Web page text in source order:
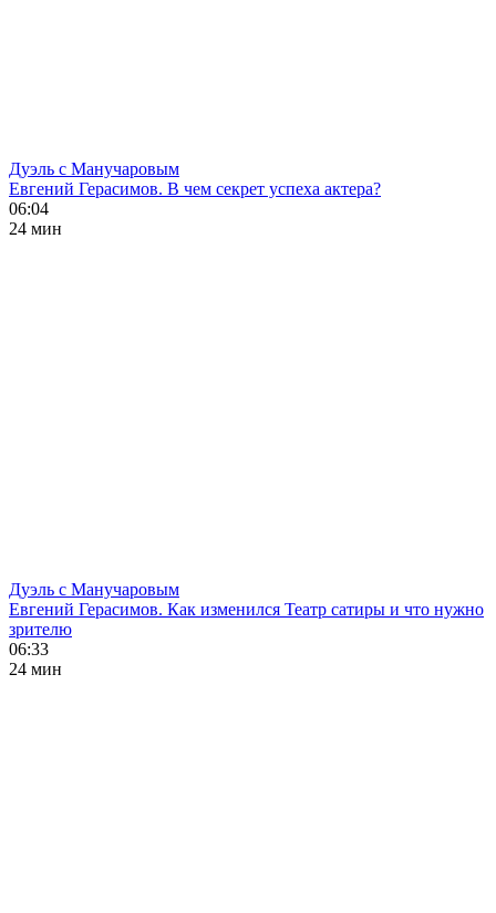
Дуэль с Манучаровым
Евгений Герасимов. В чем секрет успеха актера?
06:04
24 мин
Дуэль с Манучаровым
Евгений Герасимов. Как изменился Театр сатиры и что нужно
зрителю
06:33
24 мин